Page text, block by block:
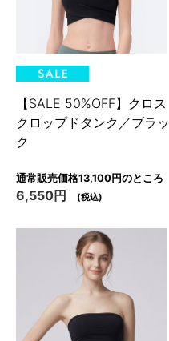
【SALE 50%OFF】クロス
クロップドタンク／ブラッ
ク
通常販売価格13,100円のところ
6,550円 (税込)